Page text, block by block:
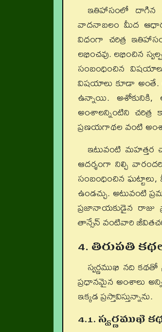
ఇతిహాసంలో దాగిన
వాదనాబలం మీద
విధంగా చరిత్ర
లభించవు. లభించిన
సంబంధించిన
విషయాలు కూడా అంతే.
ఉన్నాయి. అశోకునికి,
అంశాలన్నింటిని
ప్రణయగాథల వంటి
ఇటువంటి మహత్తర
ఆదర్శంగా నిల్చి
సంబంధించిన ఘట్టాలు,
ఉండచ్చు. అటువంటి
ప్రజానాయకుడైన రాజు
తాన్సేన్ వంటివారి
4. తిరుపతి
స్వర్ణముఖి నది
ప్రధానమైన అంశాలు
ఇక్కడ ప్రస్తావిస్తున్నాను.
4.1. స్వర్ణముఖి